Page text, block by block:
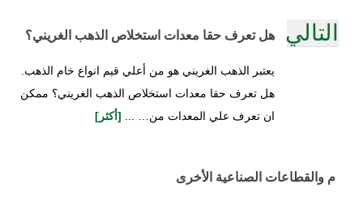
التالي هل تعرف حقا معدات استخلاص الذهب الغريني؟
يعتبر الذهب الغريني هو من أعلي قيم انواع خام الذهب.
هل تعرف حقا معدات استخلاص الذهب الغريني؟ ممكن
ان تعرف علي المعدات من… ...
[أكثر]
م والقطاعات الصناعية الأخرى